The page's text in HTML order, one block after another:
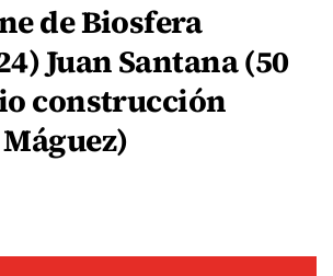
de Biosfera
Juan Santana (50
construcción